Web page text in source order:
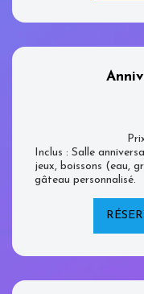
Inclus : Salle
jeux, boissons (eau,
gâteau personnalisé.